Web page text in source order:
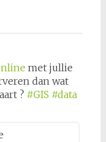
met jullie
dan wat
? #GIS #data